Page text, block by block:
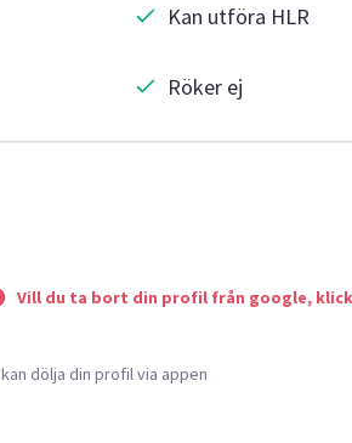
Kan utföra HLR
Röker ej
Vill du ta bort din profil från google,
dölja din profil via appen